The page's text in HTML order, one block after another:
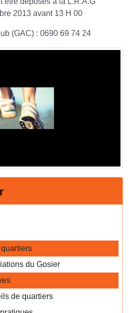
2013 avant 13 H 00
(GAC) : 0690 69 74 24
du Gosier
de quartiers